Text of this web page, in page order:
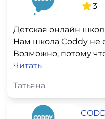
3
Детская онлайн
Нам школа Coddy не
Возможно, потому
Читать
Татьяна